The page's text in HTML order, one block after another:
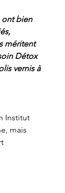
ont bien
méritent
Détox
vernis à
Institut
mais